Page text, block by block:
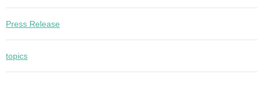
Press Release
topics